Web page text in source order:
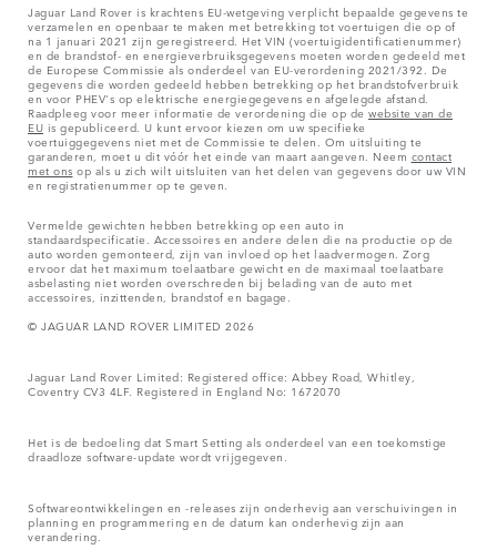
Jaguar Land Rover is krachtens EU-wetgeving verplicht bepaalde gegevens te
verzamelen en openbaar te maken met betrekking tot voertuigen die op of
na 1 januari 2021 zijn geregistreerd. Het VIN (voertuigidentificatienummer)
en de brandstof- en energieverbruiksgegevens moeten worden gedeeld met
de Europese Commissie als onderdeel van EU-verordening 2021/392. De
gegevens die worden gedeeld hebben betrekking op het brandstofverbruik
en voor PHEV's op elektrische energiegegevens en afgelegde afstand.
Raadpleeg voor meer informatie de verordening die op dewebsite van de
EU is gepubliceerd. U kunt ervoor kiezen om uw specifieke
voertuiggegevens niet met de Commissie te delen. Om uitsluiting te
garanderen, moet u dit vóór het einde van maart aangeven. Neem contact
met ons op als u zich wilt uitsluiten van het delen van gegevens door uw VIN
en registratienummer op te geven.
Vermelde gewichten hebben betrekking op een auto in
standaardspecificatie. Accessoires en andere delen die na productie op de
auto worden gemonteerd, zijn van invloed op het laadvermogen. Zorg
ervoor dat het maximum toelaatbare gewicht en de maximaal toelaatbare
asbelasting niet worden overschreden bij belading van de auto met
accessoires, inzittenden, brandstof en bagage.
© JAGUAR LAND ROVER LIMITED 2026
Jaguar Land Rover Limited: Registered office: Abbey Road, Whitley,
Coventry CV3 4LF. Registered in England No: 1672070
Het is de bedoeling dat Smart Setting als onderdeel van een toekomstige
draadloze software-update wordt vrijgegeven.
Softwareontwikkelingen en -releases zijn onderhevig aan verschuivingen in
planning en programmering en de datum kan onderhevig zijn aan
verandering.